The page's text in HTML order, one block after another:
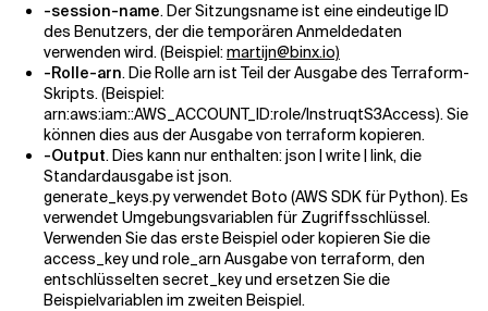
-session-name. Der Sitzungsname ist eine eindeutige ID
des Benutzers, der die temporären Anmeldedaten
verwenden wird. (Beispiel:martijn@binx.io)
-Rolle-arn. Die Rolle arn ist Teil der Ausgabe des Terraform-
Skripts. (Beispiel:
arn:aws:iam::AWS_ACCOUNT_ID:role/InstruqtS3Access). Sie
können dies aus der Ausgabe von terraform kopieren.
-Output. Dies kann nur enthalten: json | write | link, die
Standardausgabe ist json.
generate_keys.py verwendet Boto (AWS SDK für Python). Es
verwendet Umgebungsvariablen für Zugriffsschlüssel.
Verwenden Sie das erste Beispiel oder kopieren Sie die
access_key und role_arn Ausgabe von terraform, den
entschlüsselten secret_key und ersetzen Sie die
Beispielvariablen im zweiten Beispiel.